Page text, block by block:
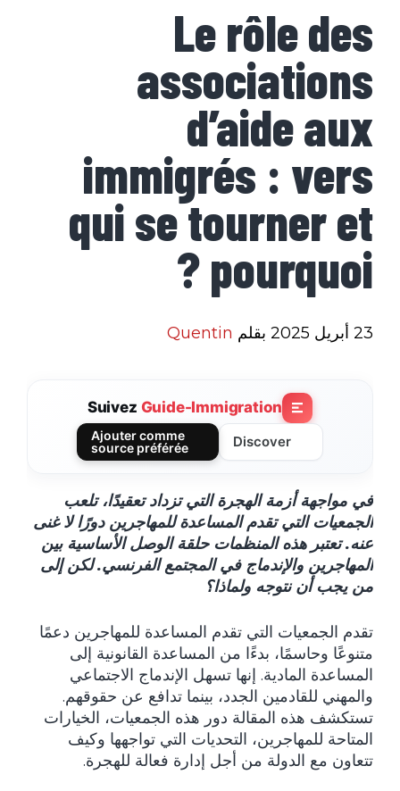
Le rôle des
associations
d’aide aux
immigrés : vers
qui se tourner et
pourquoi ?
23 أبريل 2025 بقلم Quentin
Suivez Guide-Immigration
Discover
Ajouter comme
source préférée
في مواجهة أزمة الهجرة التي تزداد تعقيدًا، تلعب
الجمعيات التي تقدم المساعدة للمهاجرين دورًا لا غنى
عنه. تعتبر هذه المنظمات حلقة الوصل الأساسية بين
المهاجرين والإندماج في المجتمع الفرنسي. لكن إلى
من يجب أن نتوجه ولماذا؟
تقدم الجمعيات التي تقدم المساعدة للمهاجرين دعمًا
متنوعًا وحاسمًا، بدءًا من المساعدة القانونية إلى
المساعدة المادية. إنها تسهل الإندماج الاجتماعي
والمهني للقادمين الجدد، بينما تدافع عن حقوقهم.
تستكشف هذه المقالة دور هذه الجمعيات، الخيارات
المتاحة للمهاجرين، التحديات التي تواجهها وكيف
تتعاون مع الدولة من أجل إدارة فعالة للهجرة.